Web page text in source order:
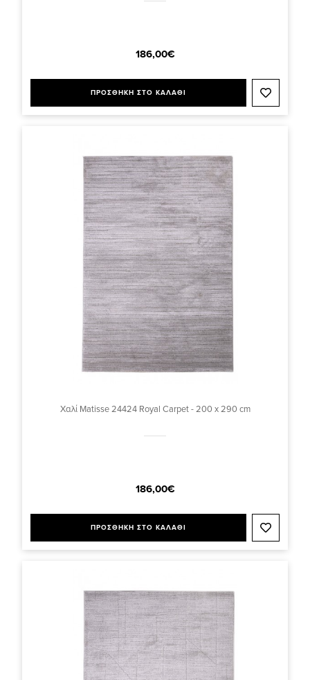
186,00€
ΠΡΟΣΘΗΚΗ ΣΤΟ ΚΑΛΑΘΙ
Χαλί Matisse 24424 Royal Carpet - 200 x 290 cm
186,00€
ΠΡΟΣΘΗΚΗ ΣΤΟ ΚΑΛΑΘΙ